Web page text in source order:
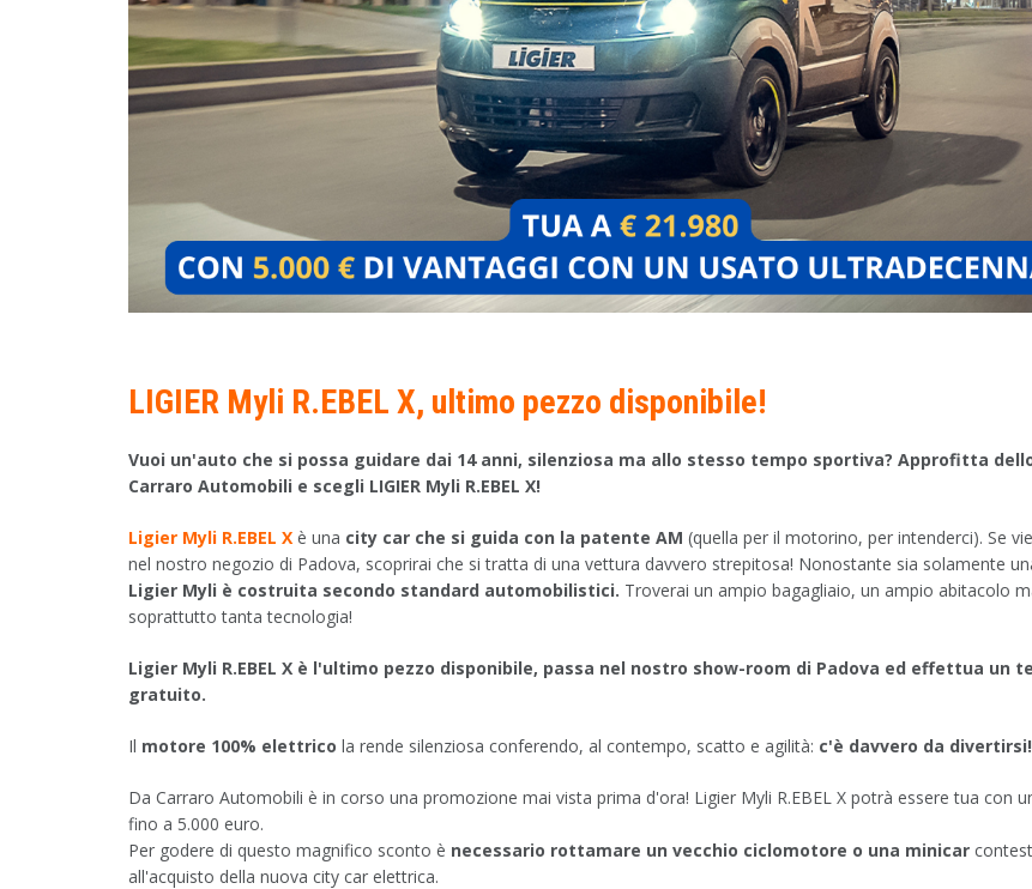
LIGIER Myli R.EBEL X, ultimo pezzo disponibile!
Vuoi un'auto che si possa guidare dai 14 anni, silenziosa ma allo stesso tempo sportiva? Approfitta
Carraro Automobili e scegli LIGIER Myli R.EBEL X!
Ligier Myli R.EBEL X è una city car che si guida con la patente AM (quella per il motorino, per intenderci). Se
nel nostro negozio di Padova, scoprirai che si tratta di una vettura davvero strepitosa! Nonostante sia solamente
Ligier Myli è costruita secondo standard automobilistici. Troverai un ampio bagagliaio, un ampio abitacolo
soprattutto tanta tecnologia!
Ligier Myli R.EBEL X è l'ultimo pezzo disponibile, passa nel nostro show-room di Padova ed effettua un
gratuito.
Il motore 100% elettrico la rende silenziosa conferendo, al contempo, scatto e agilità: c'è davvero da divertirsi!
Da Carraro Automobili è in corso una promozione mai vista prima d'ora! Ligier Myli R.EBEL X potrà essere tua con
fino a 5.000 euro.
Per godere di questo magnifico sconto è necessario rottamare un vecchio ciclomotore o una minicar
all'acquisto della nuova city car elettrica.